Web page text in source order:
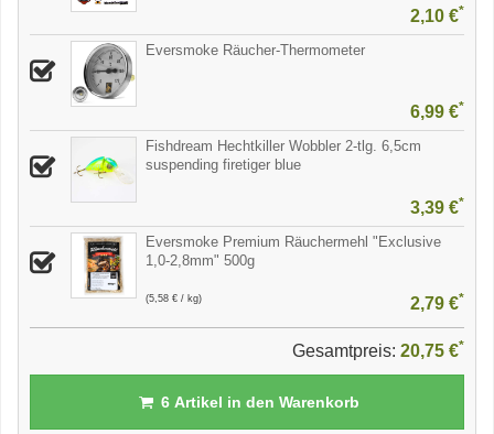
2,10 €*
Eversmoke Räucher-Thermometer
6,99 €*
Fishdream Hechtkiller Wobbler 2-tlg. 6,5cm
suspending firetiger blue
3,39 €*
Eversmoke Premium Räuchermehl "Exclusive
1,0-2,8mm" 500g
(5,58 € / kg) 2,79 €*
Gesamtpreis: 20,75 €*
6Artikel in den Warenkorb